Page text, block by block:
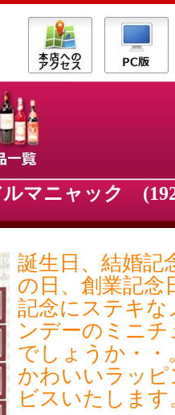
マニャック
誕生日、結婚記
の日、創業記念
記念にステキ
ンデーのミニ
でしょうか・・
かわいいラッ
ビスいたします